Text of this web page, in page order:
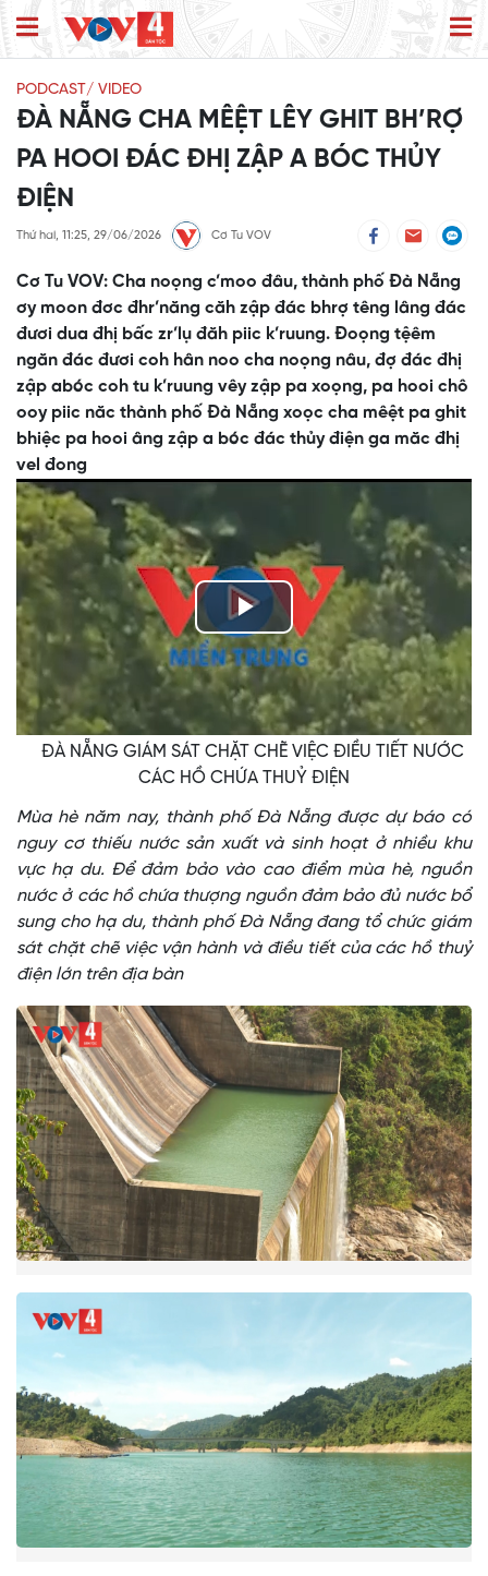
PODCAST/ VIDEO
ĐÀ NẴNG CHA MÊỆT LÊY GHIT BH’RỢ
PA HOOI ĐÁC ĐHỊ ZẬP A BÓC THỦY
ĐIỆN
Thứ hai, 11:25, 29/06/2026 Cơ Tu VOV
Cơ Tu VOV: Cha noọng c’moo đâu, thành phố Đà Nẵng
ơy moon đơc đhr’năng căh zập đác bhrợ têng lâng đác
đươi dua đhị bấc zr’lụ đăh piic k’ruung. Đoọng tệêm
ngăn đác đươi coh hân noo cha noọng nâu, đợ đác đhị
zập abóc coh tu k’ruung vêy zập pa xoọng, pa hooi chô
ooy piic năc thành phố Đà Nẵng xoọc cha mêệt pa ghit
bhiệc pa hooi âng zập a bóc đác thủy điện ga măc đhị
vel đong
Play
Video
ĐÀ NẴNG GIÁM SÁT CHẶT CHẼ VIỆC ĐIỀU TIẾT NƯỚC
CÁC HỒ CHỨA THUỶ ĐIỆN
Mùa hè năm nay, thành phố Đà Nẵng được dự báo có
nguy cơ thiếu nước sản xuất và sinh hoạt ở nhiều khu
vực hạ du. Để đảm bảo vào cao điểm mùa hè, nguồn
nước ở các hồ chứa thượng nguồn đảm bảo đủ nước bổ
sung cho hạ du, thành phố Đà Nẵng đang tổ chức giám
sát chặt chẽ việc vận hành và điều tiết của các hồ thuỷ
điện lớn trên địa bàn